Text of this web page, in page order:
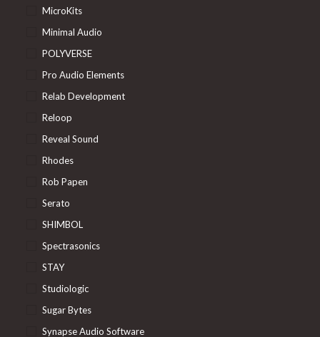
MicroKits
Minimal Audio
POLYVERSE
Pro Audio Elements
Relab Development
Reloop
Reveal Sound
Rhodes
Rob Papen
Serato
SHIMBOL
Spectrasonics
STAY
Studiologic
Sugar Bytes
Synapse Audio Software